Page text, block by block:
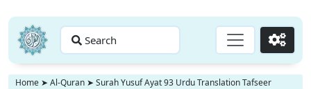
Search Go
Home ➤ Al-Quran ➤ Surah Yusuf Ayat 93 Urdu Translation Tafseer